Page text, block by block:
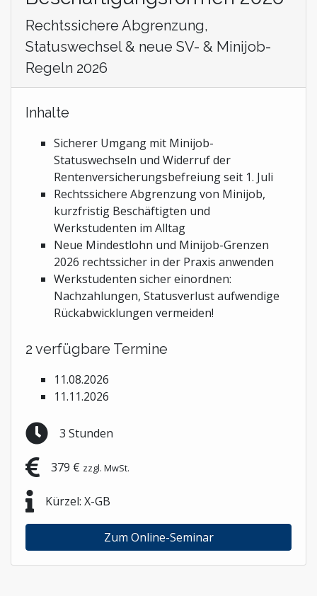
Rechtssichere Abgrenzung,
Statuswechsel & neue SV- & Minijob-
Regeln 2026
Inhalte
Sicherer Umgang mit Minijob-
Statuswechseln und Widerruf der
Rentenversicherungsbefreiung seit 1. Juli
Rechtssichere Abgrenzung von Minijob,
kurzfristig Beschäftigten und
Werkstudenten im Alltag
Neue Mindestlohn und Minijob-Grenzen
2026 rechtssicher in der Praxis anwenden
Werkstudenten sicher einordnen:
Nachzahlungen, Statusverlust aufwendige
Rückabwicklungen vermeiden!
2 verfügbare Termine
11.08.2026
11.11.2026
3 Stunden
379 € zzgl. MwSt.
Kürzel: X-GB
Zum Online-Seminar